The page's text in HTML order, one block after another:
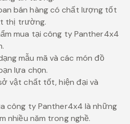
bán hàng có chất lượng tốt
thị trường.
mua tại công ty Panther4x4
mẫu mã và các món đồ
lựa chọn.
vật chất tốt, hiện đại và
công ty Panther4x4 là những
nhiều năm trong nghề.